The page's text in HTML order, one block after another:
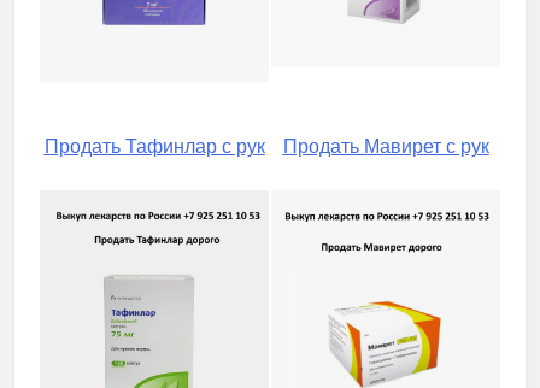
Продать Тафинлар с рук Продать Мавирет с рук